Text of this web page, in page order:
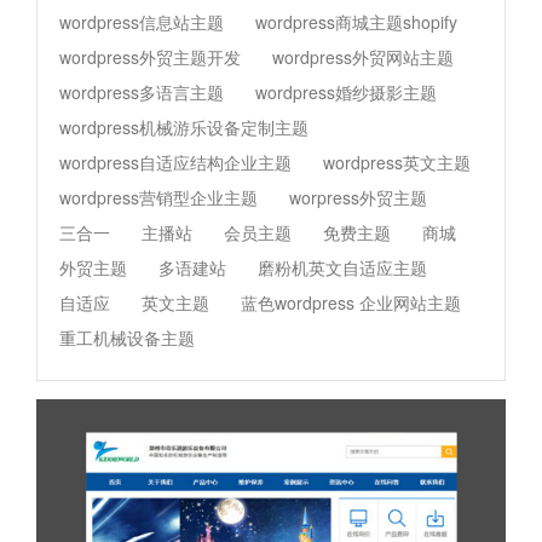
wordpress信息站主题
wordpress商城主题shopify
wordpress外贸主题开发
wordpress外贸网站主题
wordpress多语言主题
wordpress婚纱摄影主题
wordpress机械游乐设备定制主题
wordpress自适应结构企业主题
wordpress英文主题
wordpress营销型企业主题
worpress外贸主题
三合一
主播站 会员主题 免费主题
商城
外贸主题
多语建站
磨粉机英文自适应主题
自适应
英文主题
蓝色wordpress 企业网站主题
重工机械设备主题